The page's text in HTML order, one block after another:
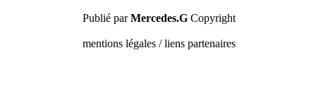
Publié parMercedes.GCopyright
mentions légales / liens partenaires